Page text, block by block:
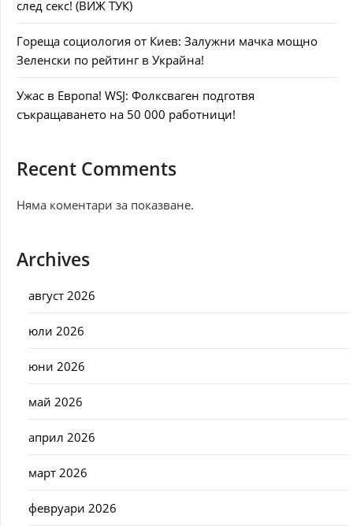
след секс! (ВИЖ ТУК)
Гореща социология от Киев: Залужни мачка мощно
Зеленски по рейтинг в Украйна!
Ужас в Европа! WSJ: Фолксваген подготвя
съкращаването на 50 000 работници!
Recent Comments
Няма коментари за показване.
Archives
август 2026
юли 2026
юни 2026
май 2026
април 2026
март 2026
февруари 2026